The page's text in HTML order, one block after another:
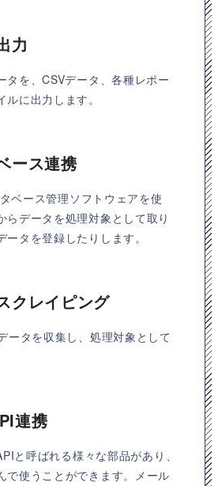
力
タを、CSVデータ、各種レポー
ルに出力します。
ース連携
ベース管理ソフトウェアを使
らデータを処理対象として取り
タを登録したりします。
クレイピング
ータを収集し、処理対象として
連携
と呼ばれる様々な部品があり、
で使うことができます。メール